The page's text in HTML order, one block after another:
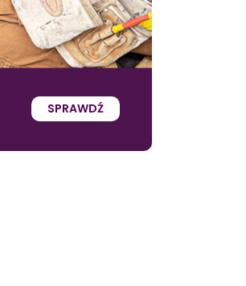
SPRAWDŹ